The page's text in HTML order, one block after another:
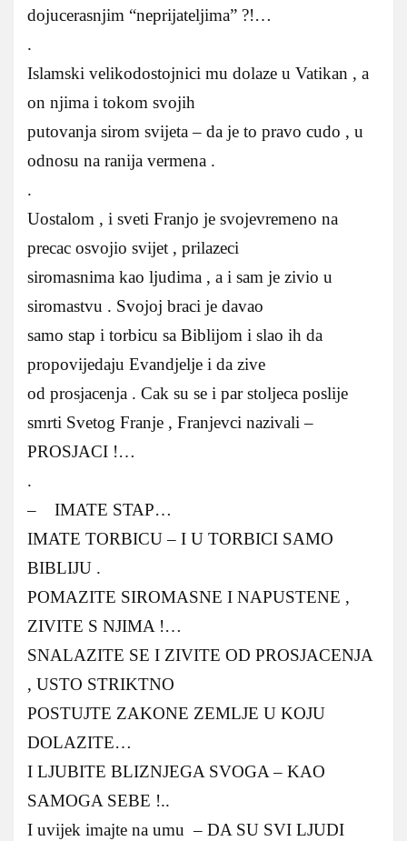
dojucerasnjim “neprijateljima” ?!…
.
Islamski velikodostojnici mu dolaze u Vatikan , a
on njima i tokom svojih
putovanja sirom svijeta – da je to pravo cudo , u
odnosu na ranija vermena .
.
Uostalom , i sveti Franjo je svojevremeno na
precac osvojio svijet , prilazeci
siromasnima kao ljudima , a i sam je zivio u
siromastvu . Svojoj braci je davao
samo stap i torbicu sa Biblijom i slao ih da
propovijedaju Evandjelje i da zive
od prosjacenja . Cak su se i par stoljeca poslije
smrti Svetog Franje , Franjevci nazivali –
PROSJACI !…
.
– IMATE STAP…
IMATE TORBICU – I U TORBICI SAMO
BIBLIJU .
POMAZITE SIROMASNE I NAPUSTENE ,
ZIVITE S NJIMA !…
SNALAZITE SE I ZIVITE OD PROSJACENJA
, USTO STRIKTNO
POSTUJTE ZAKONE ZEMLJE U KOJU
DOLAZITE…
I LJUBITE BLIZNJEGA SVOGA – KAO
SAMOGA SEBE !..
I uvijek imajte na umu – DA SU SVI LJUDI